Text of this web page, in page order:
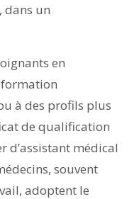
dans un
en
à des profils plus
de qualification
d’assistant médical
souvent
adoptent le